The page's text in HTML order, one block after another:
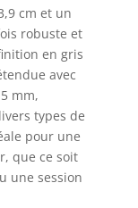
tout
ses
une
cm et un
robuste et
en gris
avec
mm,
types de
pour une
que ce soit
une session